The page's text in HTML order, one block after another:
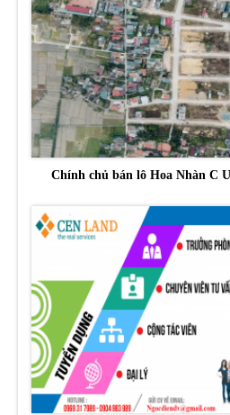
Chính chủ bán lô Hoa Nhàn C